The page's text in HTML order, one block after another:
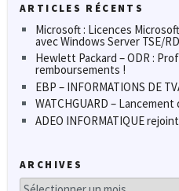
ARTICLES RÉCENTS
Microsoft : Licences
avec Windows Server TSE/
Hewlett Packard – ODR :
remboursements !
EBP – INFORMATIONS DE
WATCHGUARD –
ADEO INFORMATIQUE
ARCHIVES
Archives